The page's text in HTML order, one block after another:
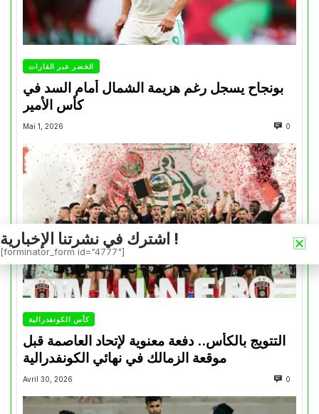
الخضر عبر القارات
بونجاح يسجل رغم هزيمة الشمال أمام السد في
كأس الأمير
Mai 1, 2026 0
كأس الكونفدرالية
التتويج بالكأس.. دفعة معنوية لإتحاد العاصمة قبل
موقعة الزمالك في نهائي الكونفدرالية
Avril 30, 2026 0
اشترك في نشرتنا الإخبارية !
[forminator_form id="4777"]